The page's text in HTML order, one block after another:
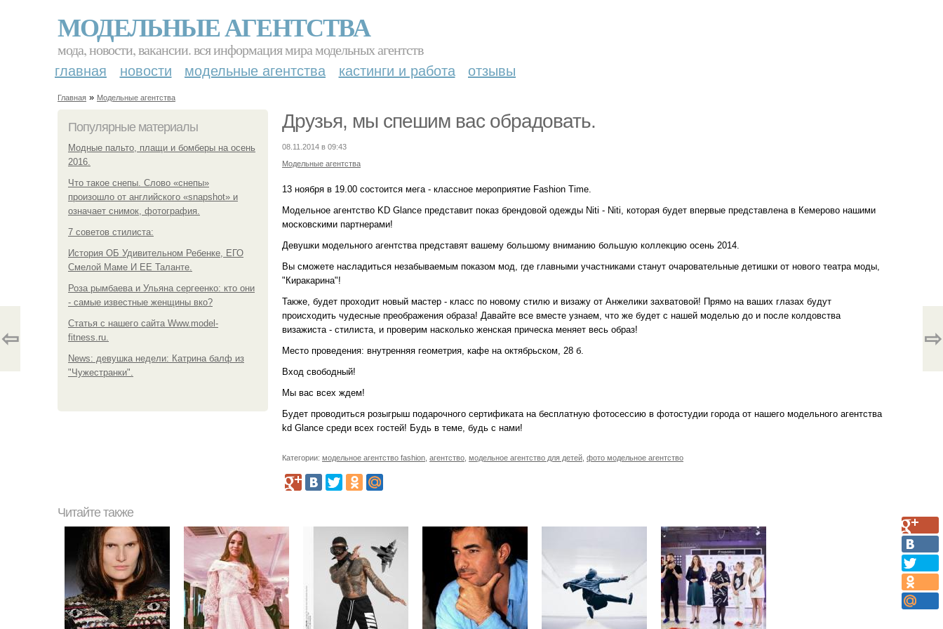
МОДЕЛЬНЫЕ АГЕНТСТВА
мода, новости, вакансии. вся информация мира модельных агентств
главная новости модельные агентства кастинги и работа отзывы
Главная » Модельные агентства
Популярные материалы
Модные пальто, плащи и бомберы на осень
2016.
Что такое снепы. Слово «снепы»
произошло от английского «snapshot» и
означает снимок, фотография.
7 советов стилиста:
История ОБ Удивительном Ребенке, ЕГО
Смелой Маме И ЕЕ Таланте.
Роза рымбаева и Ульяна сергеенко: кто они
- самые известные женщины вко?
Статья с нашего сайта Www.model-
fitness.ru.
News: девушка недели: Катрина балф из
"Чужестранки".
Друзья, мы спешим вас обрадовать.
08.11.2014 в 09:43
Модельные агентства
13 ноября в 19.00 состоится мега - классное мероприятие Fashion Time.
Модельное агентство KD Glance представит показ брендовой одежды Niti - Niti, которая будет впервые представлена в Кемерово нашими
московскими партнерами!
Девушки модельного агентства представят вашему большому вниманию большую коллекцию осень 2014.
Вы сможете насладиться незабываемым показом мод, где главными участниками станут очаровательные детишки от нового театра моды,
"Киракарина"!
Также, будет проходит новый мастер - класс по новому стилю и визажу от Анжелики захватовой! Прямо на ваших глазах будут
происходить чудесные преображения образа! Давайте все вместе узнаем, что же будет с нашей моделью до и после колдовства
визажиста - стилиста, и проверим насколько женская прическа меняет весь образ!
Место проведения: внутренняя геометрия, кафе на октябрьском, 28 б.
Вход свободный!
Мы вас всех ждем!
Будет проводиться розыгрыш подарочного сертификата на бесплатную фотосессию в фотостудии города от нашего модельного агентства
kd Glance среди всех гостей! Будь в теме, будь с нами!
Категории: модельное агентство fashion агентство модельное агентство для детей фото модельное агентство
⇦ ⇨
Читайте также